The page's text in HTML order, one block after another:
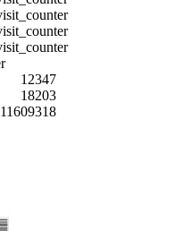
12347
18203
11609318